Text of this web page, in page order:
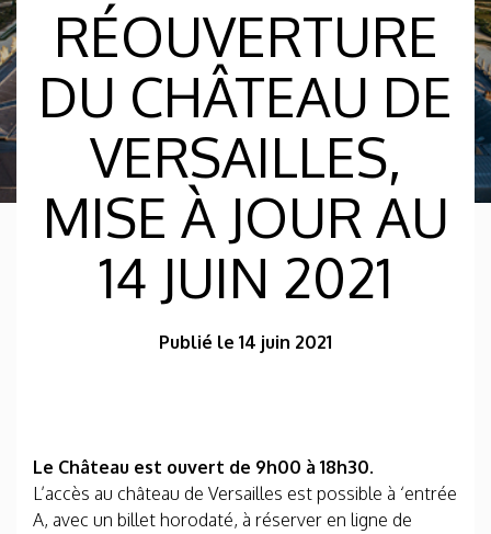
RÉOUVERTURE
DU CHÂTEAU DE
VERSAILLES,
MISE À JOUR AU
14 JUIN 2021
Publié le 14 juin 2021
Le Château est ouvert de 9h00 à 18h30.
L’accès au château de Versailles est possible à ‘entrée
A, avec un billet horodaté, à réserver en ligne de